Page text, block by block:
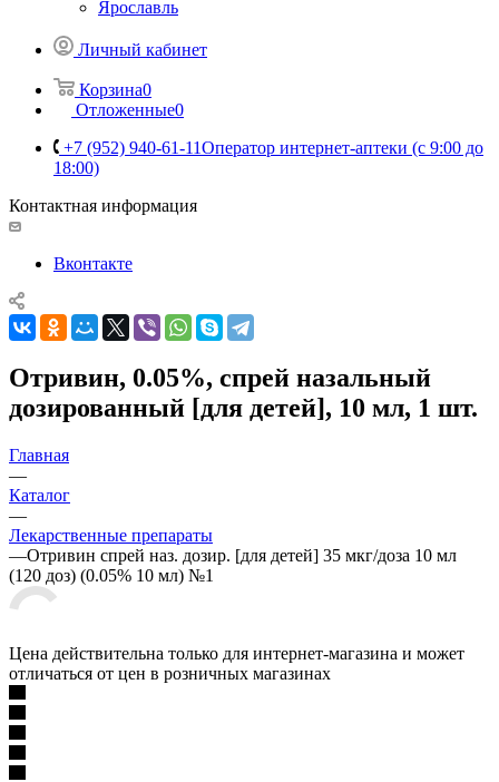
Ярославль
Личный кабинет
Корзина0
Отложенные0
+7 (952) 940-61-11Оператор интернет-аптеки (с 9:00 до
18:00)
Контактная информация
Вконтакте
Отривин, 0.05%, спрей назальный
дозированный [для детей], 10 мл, 1 шт.
Главная
—
Каталог
—
Лекарственные препараты
—Отривин спрей наз. дозир. [для детей] 35 мкг/доза 10 мл
(120 доз) (0.05% 10 мл) №1
Цена действительна только для интернет-магазина и может
отличаться от цен в розничных магазинах